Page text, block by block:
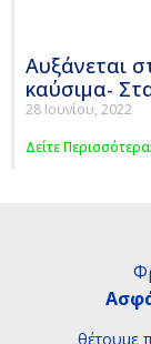
Αυξάνεται
καύσιμα-
28 Ιουνίου, 2022
Δείτε
θέτουμε